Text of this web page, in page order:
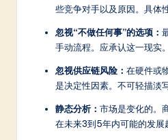
些竞争对手以及原因。具体
忽视“不做任何事”的选项：
手动流程。应承认这一现实。
忽视供应链风险： 在硬件或
是决定性因素。不可轻描淡写
静态分析： 市场是变化的。
在未来3到5年内可能的发展